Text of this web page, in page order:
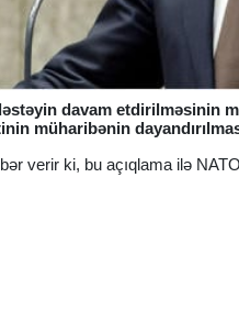
davam etdirilməsinin
müharibənin
verir ki, bu açıqlama ilə